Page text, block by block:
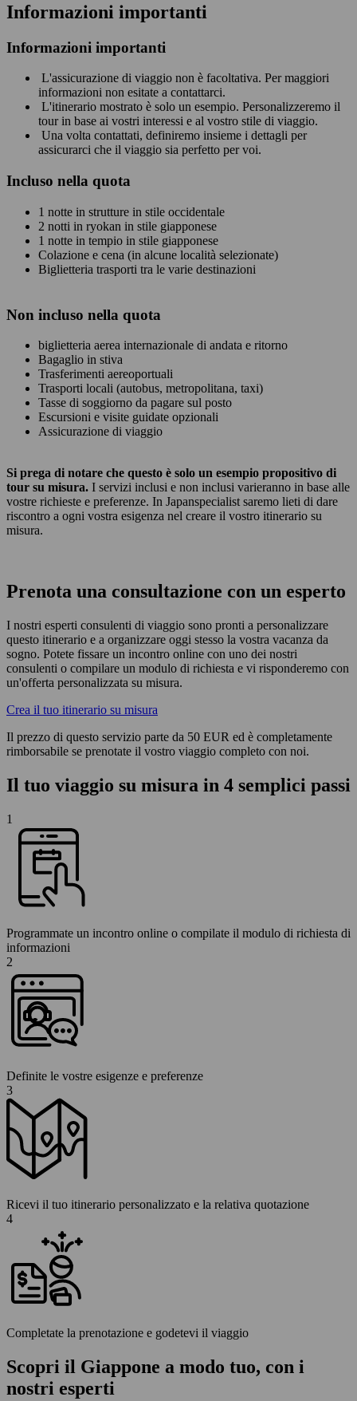
Informazioni importanti
Informazioni importanti
L'assicurazione di viaggio non è facoltativa. Per maggiori
informazioni non esitate a contattarci.
L'itinerario mostrato è solo un esempio. Personalizzeremo il
tour in base ai vostri interessi e al vostro stile di viaggio.
Una volta contattati, definiremo insieme i dettagli per
assicurarci che il viaggio sia perfetto per voi.
Incluso nella quota
1 notte in strutture in stile occidentale
2 notti in ryokan in stile giapponese
1 notte in tempio in stile giapponese
Colazione e cena (in alcune località selezionate)
Biglietteria trasporti tra le varie destinazioni
Non incluso nella quota
biglietteria aerea internazionale di andata e ritorno
Bagaglio in stiva
Trasferimenti aereoportuali
Trasporti locali (autobus, metropolitana, taxi)
Tasse di soggiorno da pagare sul posto
Escursioni e visite guidate opzionali
Assicurazione di viaggio
Si prega di notare che questo è solo un esempio propositivo di
tour su misura. I servizi inclusi e non inclusi varieranno in base alle
vostre richieste e preferenze. In Japanspecialist saremo lieti di dare
riscontro a ogni vostra esigenza nel creare il vostro itinerario su
misura.
Prenota una consultazione con un esperto
I nostri esperti consulenti di viaggio sono pronti a personalizzare
questo itinerario e a organizzare oggi stesso la vostra vacanza da
sogno. Potete fissare un incontro online con uno dei nostri
consulenti o compilare un modulo di richiesta e vi risponderemo con
un'offerta personalizzata su misura.
Crea il tuo itinerario su misura
Il prezzo di questo servizio parte da 50 EUR ed è completamente
rimborsabile se prenotate il vostro viaggio completo con noi.
Il tuo viaggio su misura in 4 semplici passi
1
Programmate un incontro online o compilate il modulo di richiesta di
informazioni
2
Definite le vostre esigenze e preferenze
3
Ricevi il tuo itinerario personalizzato e la relativa quotazione
4
Completate la prenotazione e godetevi il viaggio
Scopri il Giappone a modo tuo, con i
nostri esperti